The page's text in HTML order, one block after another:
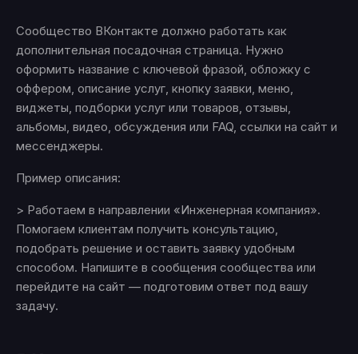
Сообщество ВКонтакте должно работать как
дополнительная посадочная страница. Нужно
оформить название с ключевой фразой, обложку с
оффером, описание услуг, кнопку заявки, меню,
виджеты, подборки услуг или товаров, отзывы,
альбомы, видео, обсуждения или FAQ, ссылки на сайт и
мессенджеры.
Пример описания:
> Работаем в направлении «Инженерная компания».
Помогаем клиентам получить консультацию,
подобрать решение и оставить заявку удобным
способом. Напишите в сообщения сообщества или
перейдите на сайт — подготовим ответ под вашу
задачу.